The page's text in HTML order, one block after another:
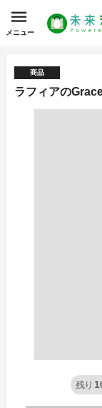
メニュー
商品
ラフィアの
残り